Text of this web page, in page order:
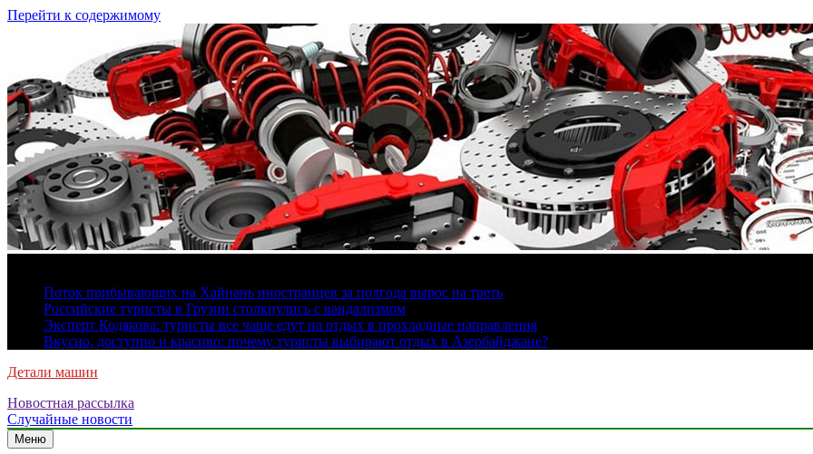
Перейти к содержимому
Поток прибывающих на Хайнань иностранцев за полгода вырос на треть
Российские туристы в Грузии столкнулись с вандализмом
Эксперт Кодякова: туристы все чаще едут на отдых в прохладные направления
Вкусно, доступно и красиво: почему туристы выбирают отдых в Азербайджане?
Детали машин
Новостная рассылка
Случайные новости
Меню